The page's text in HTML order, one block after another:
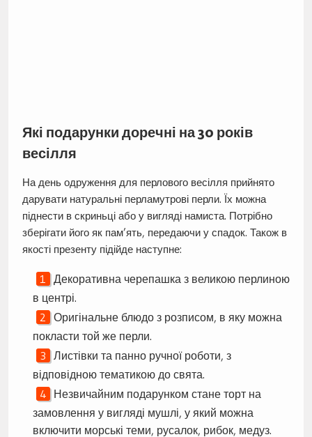
Які подарунки доречні на 30 років
весілля
На день одруження для перлового весілля прийнято
дарувати натуральні перламутрові перли. Їх можна
піднести в скриньці або у вигляді намиста. Потрібно
зберігати його як пам’ять, передаючи у спадок. Також в
якості презенту підійде наступне:
Декоративна черепашка з великою перлиною
в центрі.
Оригінальне блюдо з розписом, в яку можна
покласти той же перли.
Листівки та панно ручної роботи, з
відповідною тематикою до свята.
Незвичайним подарунком стане торт на
замовлення у вигляді мушлі, у який можна
включити морські теми, русалок, рибок, медуз.